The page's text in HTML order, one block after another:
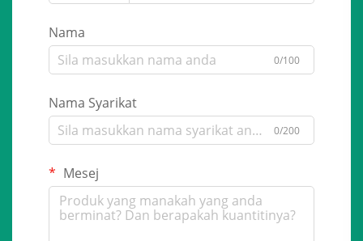
Nama
0/100
Nama Syarikat
0/200
Mesej